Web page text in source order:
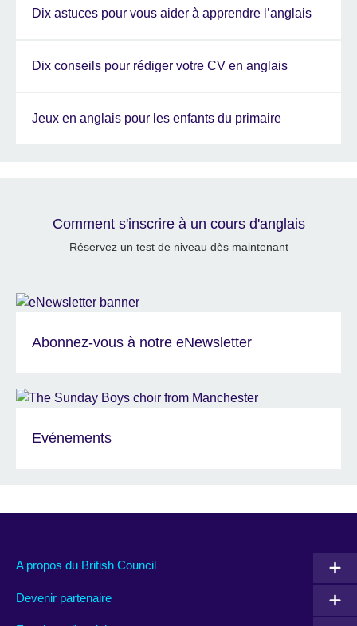
Dix astuces pour vous aider à apprendre l’anglais
Dix conseils pour rédiger votre CV en anglais
Jeux en anglais pour les enfants du primaire
Comment s'inscrire à un cours d'anglais
Réservez un test de niveau dès maintenant
Abonnez-vous à notre eNewsletter
Evénements
A propos du British Council
Devenir partenaire